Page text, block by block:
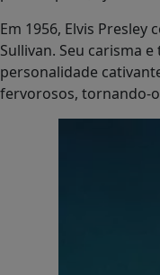
Em 1956, Elvis
Sullivan. Seu carisma
personalidade
fervorosos, tornando-